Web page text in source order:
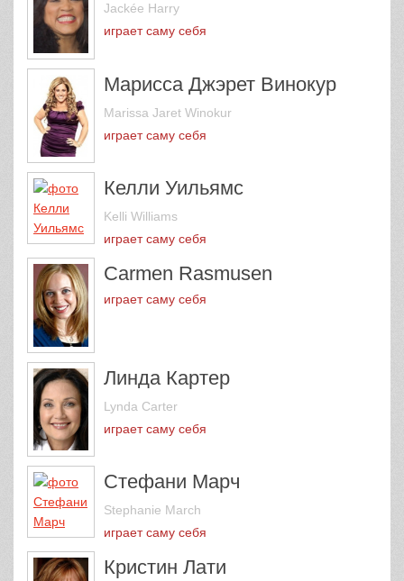
Jackée Harry
играет саму себя
Марисса Джэрет Винокур
Marissa Jaret Winokur
играет саму себя
Келли Уильямс
Kelli Williams
играет саму себя
Carmen Rasmusen
играет саму себя
Линда Картер
Lynda Carter
играет саму себя
Стефани Марч
Stephanie March
играет саму себя
Кристин Лати